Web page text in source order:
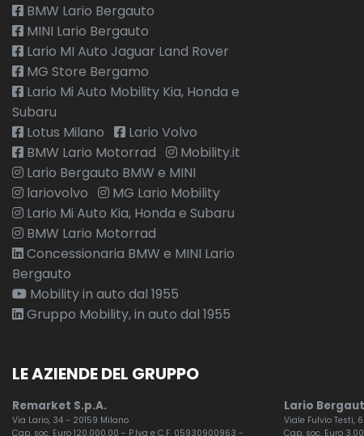
BMW Lario Bergauto
MINI Lario Bergauto
Lario MI Auto Jaguar Land Rover
MG Store Bergamo
Lario Mi Auto Mobility Kia, Honda e
Subaru
Lotus Milano
Lario Volvo
BMW Lario Motorrad
Mobility.it
Lario Bergauto BMW e MINI
lariovolvo
MG Lario Mobility
Lario Mi Auto Kia, Honda e Subaru
BMW Lario Motorrad
Concessionaria BMW e MINI Lario
Bergauto
Mobility in auto dal 1955
Gruppo Mobility, in auto dal 1955
LE AZIENDE DEL GRUPPO
Remarket S.p.A.
Via Lario, 34 - 20159 Milano
Cap. soc. Euro 120.000,00 - P.Iva e C.F. 05930900963 -
Lario
Viale Fulvio Testi,
Cap. soc. Euro